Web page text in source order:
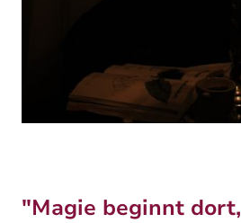
"Magie beginnt dort,